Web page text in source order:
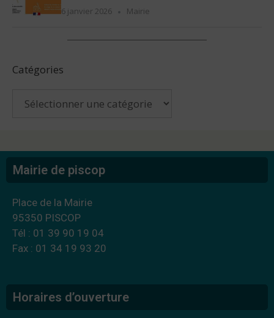
6 janvier 2026 Mairie
Catégories
Mairie de piscop
Place de la Mairie
95350 PISCOP
Tél : 01 39 90 19 04
Fax : 01 34 19 93 20
Horaires d’ouverture